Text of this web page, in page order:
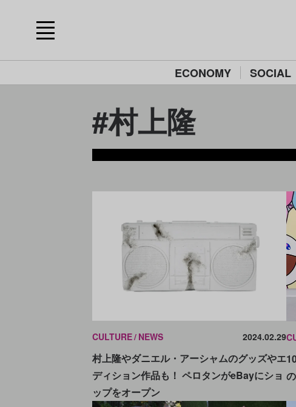
ECONOMY SOCIAL
#村上隆
CULTURE NEWS 2024.02.29
村上隆やダニエル・アーシャムのグッズやエ
ディション作品も！ ペロタンがeBayにショ
ップをオープン